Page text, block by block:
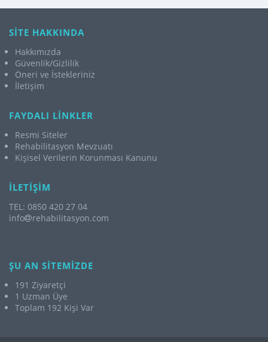
SİTE HAKKINDA
Hakkımızda
Güvenlik/Gizlilik
Öneri ve İstekleriniz
İletişim
FAYDALI LİNKLER
Resmi Siteler
Rehabilitasyon Mevzuatı
Kişisel Verilerin Korunması Kanunu
İLETİŞİM
TEL: 0850 420 27 04
info
rehabilitasyon.com
ŞU AN SİTEMİZDE
191 Ziyaretçi
1 Uzman Üye
Toplam 192 Kişi Var